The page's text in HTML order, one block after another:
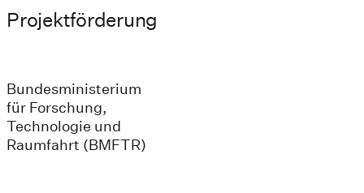
Projektförderung
Bundesministerium
für ­Forschung,
Technologie und
Raumfahrt (BMFTR)